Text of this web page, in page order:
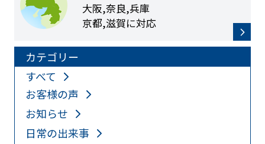
大阪,奈良,兵庫
京都,滋賀に対応
カテゴリー
すべて
お客様の声
お知らせ
日常の出来事